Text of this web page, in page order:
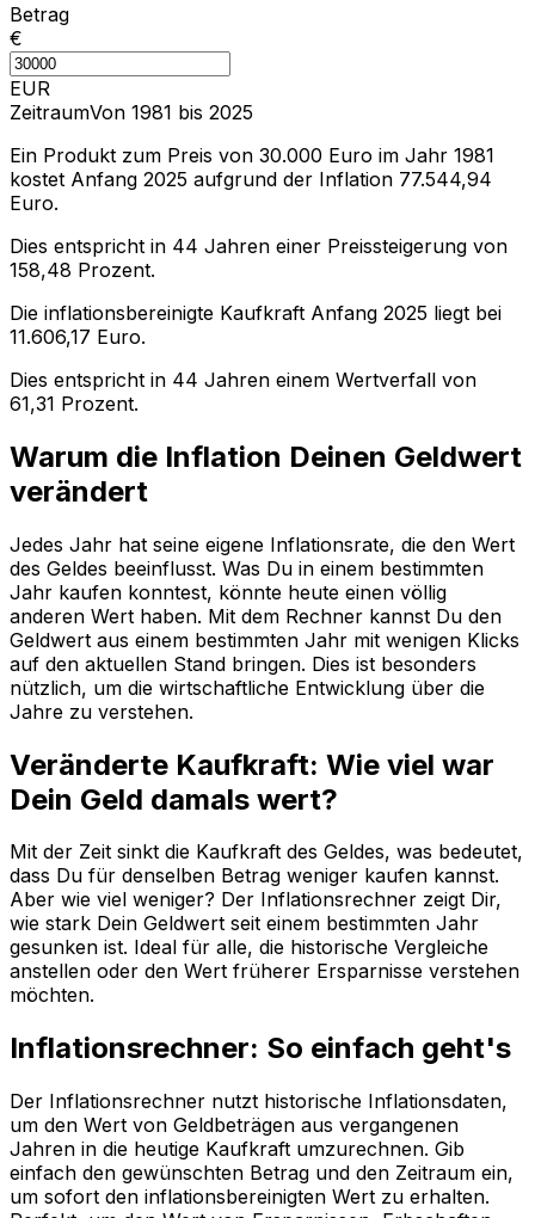
Betrag
€
EUR
ZeitraumVon 1981 bis 2025
Ein Produkt zum Preis von 30.000 Euro im Jahr 1981
kostet Anfang 2025 aufgrund der Inflation 77.544,94
Euro.
Dies entspricht in 44 Jahren einer Preissteigerung von
158,48 Prozent.
Die inflationsbereinigte Kaufkraft Anfang 2025 liegt bei
11.606,17 Euro.
Dies entspricht in 44 Jahren einem Wertverfall von
61,31 Prozent.
Warum die Inflation Deinen Geldwert
verändert
Jedes Jahr hat seine eigene Inflationsrate, die den Wert
des Geldes beeinflusst. Was Du in einem bestimmten
Jahr kaufen konntest, könnte heute einen völlig
anderen Wert haben. Mit dem Rechner kannst Du den
Geldwert aus einem bestimmten Jahr mit wenigen Klicks
auf den aktuellen Stand bringen. Dies ist besonders
nützlich, um die wirtschaftliche Entwicklung über die
Jahre zu verstehen.
Veränderte Kaufkraft: Wie viel war
Dein Geld damals wert?
Mit der Zeit sinkt die Kaufkraft des Geldes, was bedeutet,
dass Du für denselben Betrag weniger kaufen kannst.
Aber wie viel weniger? Der Inflationsrechner zeigt Dir,
wie stark Dein Geldwert seit einem bestimmten Jahr
gesunken ist. Ideal für alle, die historische Vergleiche
anstellen oder den Wert früherer Ersparnisse verstehen
möchten.
Inflationsrechner: So einfach geht's
Der Inflationsrechner nutzt historische Inflationsdaten,
um den Wert von Geldbeträgen aus vergangenen
Jahren in die heutige Kaufkraft umzurechnen. Gib
einfach den gewünschten Betrag und den Zeitraum ein,
um sofort den inflationsbereinigten Wert zu erhalten.